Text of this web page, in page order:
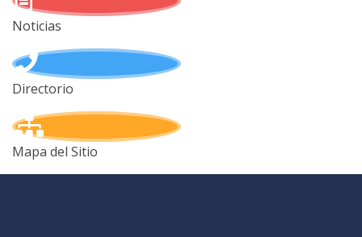
Noticias
Directorio
Mapa del Sitio